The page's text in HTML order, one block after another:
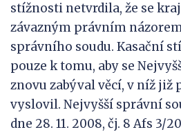
stížnosti netvrdila, že se
závazným právním
správního soudu. Kasační
pouze k tomu, aby se
znovu zabýval věcí, v níž již
vyslovil. Nejvyšší správní
dne 28. 11. 2008, čj. 8 Afs 3/